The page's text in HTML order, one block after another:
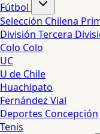
Fútbol
Selección Chilena
División Tercera
Colo Colo
UC
U de Chile
Huachipato
Fernández Vial
Deportes Concepción
Tenis